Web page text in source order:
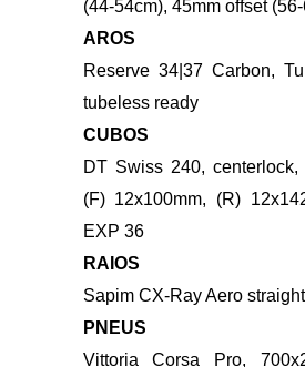
SuperSix EVO Hi-MOD
axle, flat mount disc,
1/8" to 1-1/4" Delta
Reserve 34|37 Carbon,